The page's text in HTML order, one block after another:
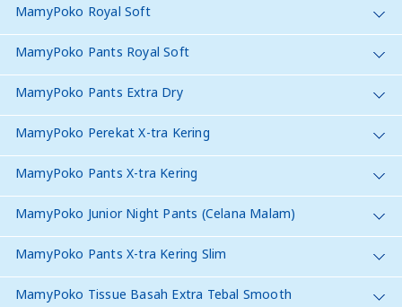
MamyPoko Royal Soft
MamyPoko Pants Royal Soft
MamyPoko Pants Extra Dry
MamyPoko Perekat X-tra Kering
MamyPoko Pants X-tra Kering
MamyPoko Junior Night Pants (Celana Malam)
MamyPoko Pants X-tra Kering Slim
MamyPoko Tissue Basah Extra Tebal Smooth